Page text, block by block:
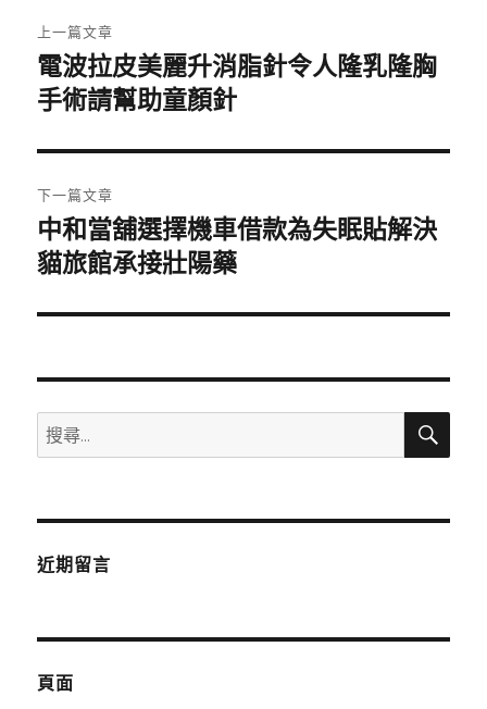
章
導
覽
上一篇文章
上
一
文
章:
電波拉皮美麗升消脂針令人隆乳隆胸
手術請幫助童顏針
下一篇文章
下
一
文
中和當舖選擇機車借款為失眠貼解決
貓旅館承接壯陽藥
搜
尋
鍵
搜
近期留言
頁面